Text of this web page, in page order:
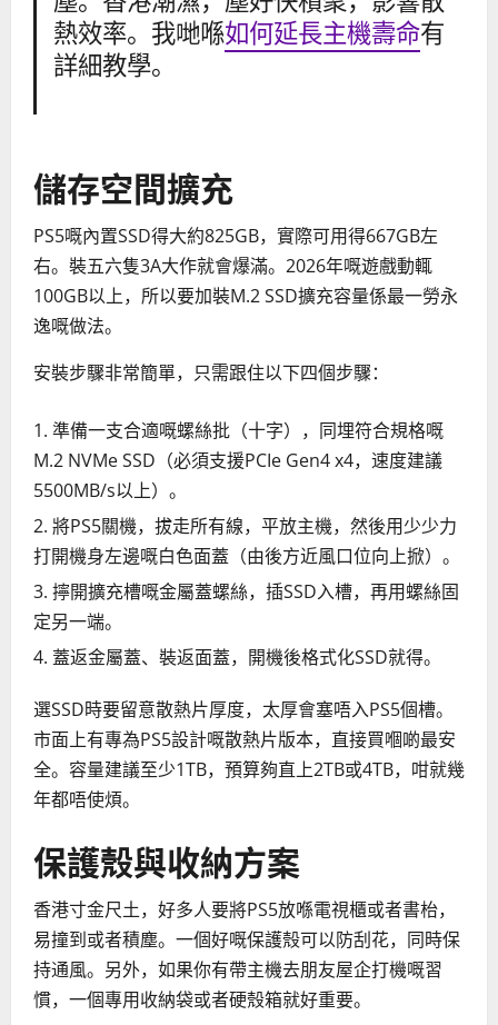
熱效率。我哋喺如何延長主機壽命有
詳細教學。
儲存空間擴充
PS5嘅內置SSD得大約825GB，實際可用得667GB左
右。裝五六隻3A大作就會爆滿。2026年嘅遊戲動輒
100GB以上，所以要加裝M.2 SSD擴充容量係最一勞永
逸嘅做法。
安裝步驟非常簡單，只需跟住以下四個步驟：
準備一支合適嘅螺絲批（十字），同埋符合規格嘅
M.2 NVMe SSD（必須支援PCIe Gen4 x4，速度建議
5500MB/s以上）。
將PS5關機，拔走所有線，平放主機，然後用少少力
打開機身左邊嘅白色面蓋（由後方近風口位向上掀）。
擰開擴充槽嘅金屬蓋螺絲，插SSD入槽，再用螺絲固
定另一端。
蓋返金屬蓋、裝返面蓋，開機後格式化SSD就得。
選SSD時要留意散熱片厚度，太厚會塞唔入PS5個槽。
市面上有專為PS5設計嘅散熱片版本，直接買嗰啲最安
全。容量建議至少1TB，預算夠直上2TB或4TB，咁就幾
年都唔使煩。
保護殼與收納方案
香港寸金尺土，好多人要將PS5放喺電視櫃或者書枱，
易撞到或者積塵。一個好嘅保護殼可以防刮花，同時保
持通風。另外，如果你有帶主機去朋友屋企打機嘅習
慣，一個專用收納袋或者硬殼箱就好重要。